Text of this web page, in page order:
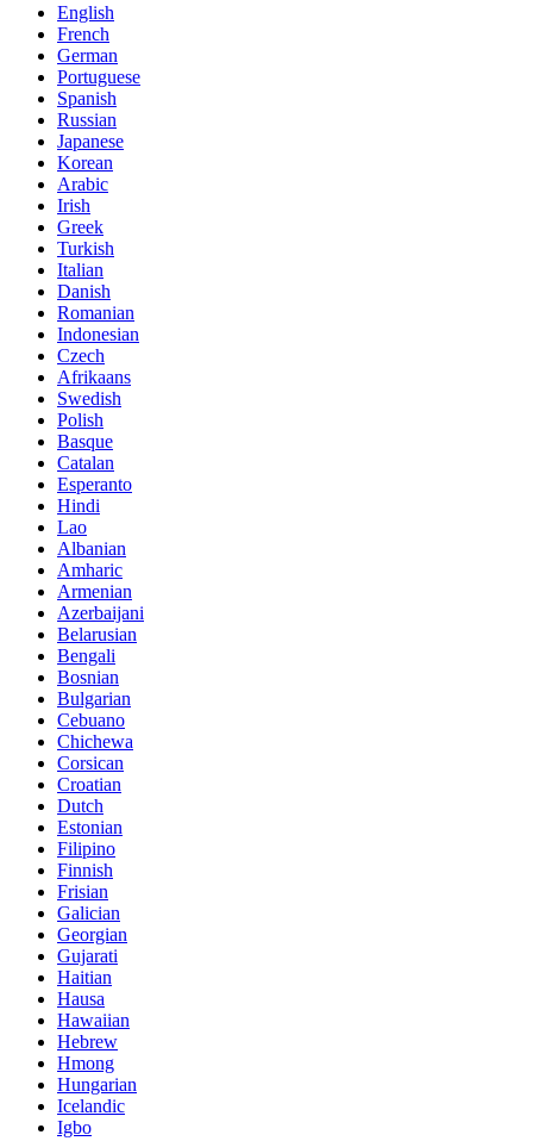
English
French
German
Portuguese
Spanish
Russian
Japanese
Korean
Arabic
Irish
Greek
Turkish
Italian
Danish
Romanian
Indonesian
Czech
Afrikaans
Swedish
Polish
Basque
Catalan
Esperanto
Hindi
Lao
Albanian
Amharic
Armenian
Azerbaijani
Belarusian
Bengali
Bosnian
Bulgarian
Cebuano
Chichewa
Corsican
Croatian
Dutch
Estonian
Filipino
Finnish
Frisian
Galician
Georgian
Gujarati
Haitian
Hausa
Hawaiian
Hebrew
Hmong
Hungarian
Icelandic
Igbo